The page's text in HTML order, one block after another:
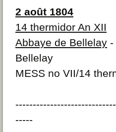
2 août 1804
14 thermidor An XII
Abbaye de Bellelay -
Bellelay
MESS no VII/14
-----